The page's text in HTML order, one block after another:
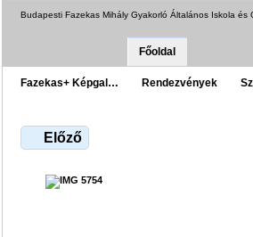
Budapesti Fazekas Mihály Gyakorló Általános Iskola és
Főoldal
Fazekas+ Képgal… Rendezvények
Előző